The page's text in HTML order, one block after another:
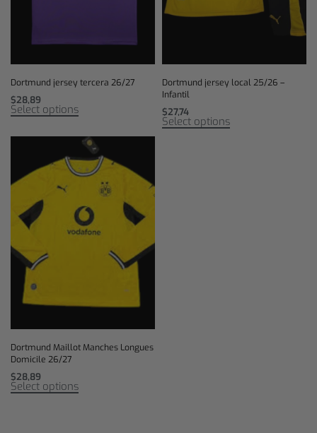
Dortmund jersey tercera 26/27
$28,89
Select options
Dortmund jersey local 25/26 –
Infantil
$27,74
Select options
Dortmund Maillot Manches Longues
Domicile 26/27
$28,89
Select options